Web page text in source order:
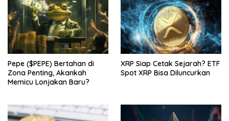
Pepe ($PEPE) Bertahan di
Zona Penting, Akankah
Memicu Lonjakan Baru?
XRP Siap Cetak Sejarah? ETF
Spot XRP Bisa Diluncurkan